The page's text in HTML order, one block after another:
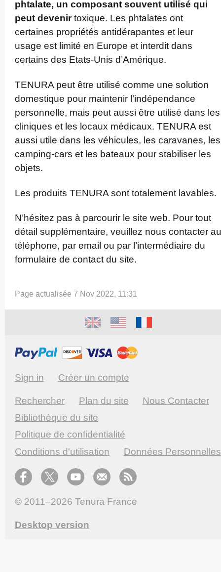
phtalate, un composant souvent utilisé qui
peut devenirtoxique. Les phtalates ont
certaines propriétés antidé­rapantes et leur
usage est limité en Europe et interdit dans
certains des Etats-Unis d’Amérique.
TENURA peut être utilisé comme une solution
domestique pour maintenir l’­indé­pendance
personnelle, mais peut aussi être utilisé dans les
cliniques et les locaux médicaux. TENURA est
aussi utile dans les véhicules, les caravanes, les
camping-cars et les bateaux pour stabiliser les
objets.
Les produits TENURA sont totalement lavables.
N’hésitez pas à parcourir le site web. Pour tout
détail supplé­mentaire, veuillez nous contacter au
téléphone, par email ou par l’­intermé­diaire du
formulaire de contact du site.
Page actualisée 7 Nov 2022, 11:31
Sign in Créer un compte
Rechercher Plan du site
Nous Contacter
Bibliothèque du site
Politique de confidentialité
Conditions d'utilisation
Données Personnelles
© 2011–2026 Tenura France
Desktop version